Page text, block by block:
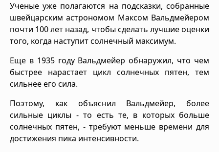
Ученые уже полагаются на подсказки, собранные
швейцарским астрономом Максом Вальдмейером
почти 100 лет назад, чтобы сделать лучшие оценки
того, когда наступит солнечный максимум.
Еще в 1935 году Вальдмейер обнаружил, что чем
быстрее нарастает цикл солнечных пятен, тем
сильнее его сила.
Поэтому, как объяснил Вальдмейер, более
сильные циклы - то есть те, в которых больше
солнечных пятен, - требуют меньше времени для
достижения пика интенсивности.